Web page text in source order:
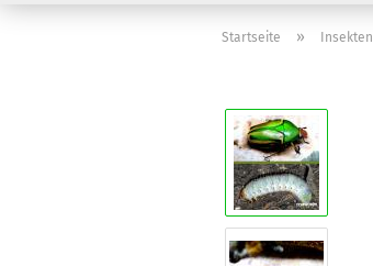
Startseite » Insekten